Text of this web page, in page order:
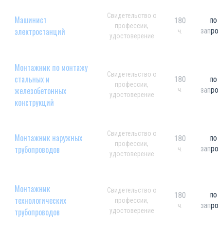
Машинист
электростанций
Свидетельство о
профессии,
удостоверение
180
ч.
по
Монтажник по монтажу
стальных и
железобетонных
конструкций
Свидетельство о
профессии,
удостоверение
180
ч.
по
Монтажник наружных
трубопроводов
Свидетельство о
профессии,
удостоверение
180
ч.
по
Монтажник
технологических
трубопроводов
Свидетельство о
профессии,
удостоверение
180
ч.
по